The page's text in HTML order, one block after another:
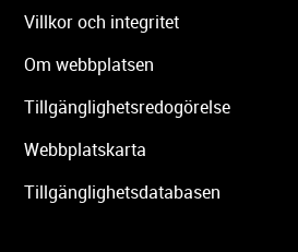
Villkor och integritet
Om webbplatsen
Tillgänglighetsredogörelse
Webbplatskarta
Tillgänglighetsdatabasen